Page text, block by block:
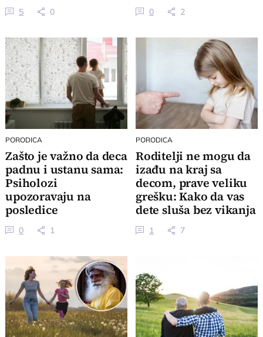
5 0 0 2
PORODICA
Zašto je važno da deca
padnu i ustanu sama:
Psiholozi
upozoravaju na
posledice
prezaštićenosti
0 1
PORODICA
Roditelji ne mogu da
izađu na kraj sa
decom, prave veliku
grešku: Kako da vas
dete sluša bez vikanja
i pretnji
1 7